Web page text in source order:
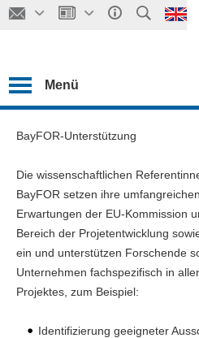
Menü
BayFOR-Unterstützung
Die wissenschaftlichen
BayFOR setzen ihre
Erwartungen der EU-Kommission
Bereich der Projetentwicklung
ein und unterstützen Forschende
Unternehmen fachspezifisch in
Projektes, zum Beispiel:
Identifizierung geeigneter